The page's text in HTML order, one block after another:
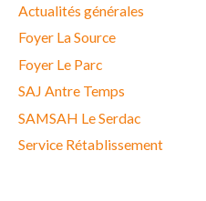
Actualités générales
Foyer La Source
Foyer Le Parc
SAJ Antre Temps
SAMSAH Le Serdac
Service Rétablissement